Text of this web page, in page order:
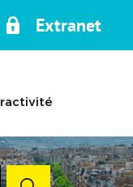
Extranet